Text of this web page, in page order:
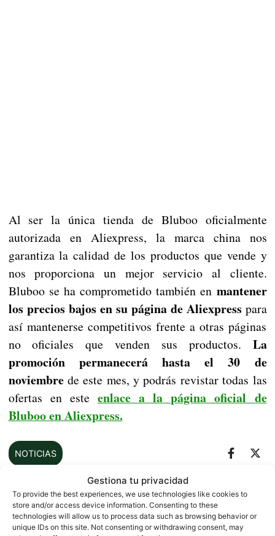
Gestiona tu privacidad
To provide the best experiences, we use technologies like cookies to
store and/or access device information. Consenting to these
technologies will allow us to process data such as browsing behavior or
unique IDs on this site. Not consenting or withdrawing consent, may
Al ser la única tienda de Bluboo oficialmente
autorizada en Aliexpress, la marca china nos
garantiza la calidad de los productos que vende y
nos proporciona un mejor servicio al cliente.
Bluboo se ha comprometido también en mantener
los precios bajos en su página de Aliexpress para
así mantenerse competitivos frente a otras páginas
no oficiales que venden sus productos. La
promoción permanecerá hasta el 30 de
noviembrede este mes, y podrás revistar todas las
ofertas en este enlace a la página oficial de
Bluboo en Aliexpress.
NOTICIAS
Sobre este autor